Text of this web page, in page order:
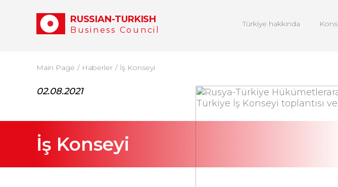
RUSSIAN-TURKISH
Business Council
Türkiye hakkında
Main Page Haberler İş Konseyi
02.08.2021
İş Konseyi